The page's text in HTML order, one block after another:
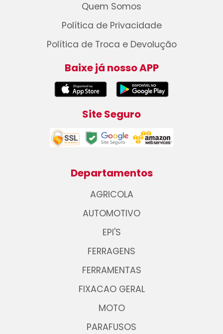
Quem Somos
Política de Privacidade
Política de Troca e Devolução
Baixe já nosso APP
Site Seguro
Departamentos
AGRICOLA
AUTOMOTIVO
EPI'S
FERRAGENS
FERRAMENTAS
FIXACAO GERAL
MOTO
PARAFUSOS